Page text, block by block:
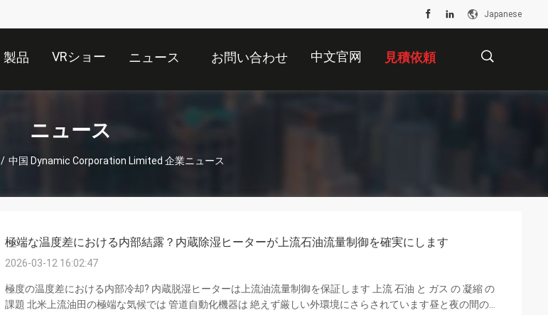
Japanese
製品 VRショー ニュース お問い合わせ 中文官网 見積依頼
ニュース
/ 中国 Dynamic Corporation Limited 企業ニュース
極端な温度差における内部結露？内蔵除湿ヒーターが上流石油流量制御を確実にします
2026-03-12 16:02:47
極度の温度差における内部冷却? 内蔵脱湿ヒーターは上流油流量制御を保証します 上流 石油 と ガス の 凝縮 の
課題 北米上流油田の極端な気候では 管道自動化機器は 絶えず厳しい外環境にさらされています昼と夜の間の急